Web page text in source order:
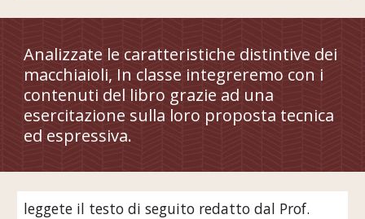
Analizzate le caratteristiche distintive dei
macchiaioli, In classe integreremo con i
contenuti del libro grazie ad una
esercitazione sulla loro proposta tecnica
ed espressiva.
leggete il testo di seguito redatto dal Prof.